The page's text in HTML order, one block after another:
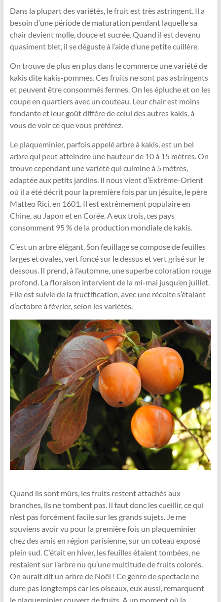
Dans la plupart des variétés, le fruit est très astringent. Il a
besoin d’une période de maturation pendant laquelle sa
chair devient molle, douce et sucrée. Quand il est devenu
quasiment blet, il se déguste à l’aide d’une petite cuillère.
On trouve de plus en plus dans le commerce une variété de
kakis dite kakis-pommes. Ces fruits ne sont pas astringents
et peuvent être consommés fermes. On les épluche et on les
coupe en quartiers avec un couteau. Leur chair est moins
fondante et leur goût diffère de celui des autres kakis, à
vous de voir ce que vous préférez.
Le plaqueminier, parfois appelé arbre à kakis, est un bel
arbre qui peut atteindre une hauteur de 10 à 15 mètres. On
trouve cependant une variété qui culmine à 5 mètres,
adaptée aux petits jardins. Il nous vient d’Extrême-Orient
où il a été décrit pour la première fois par un jésuite, le père
Matteo Rici, en 1601. Il est extrêmement populaire en
Chine, au Japon et en Corée. A eux trois, ces pays
consomment 95 % de la production mondiale de kakis.
C’est un arbre élégant. Son feuillage se compose de feuilles
larges et ovales, vert foncé sur le dessus et vert grisé sur le
dessous. Il prend, à l’automne, une superbe coloration rouge
profond. La floraison intervient de la mi-mai jusqu’en juillet.
Elle est suivie de la fructification, avec une récolte s’étalant
d’octobre à février, selon les variétés.
Quand ils sont mûrs, les fruits restent attachés aux
branches, ils ne tombent pas. Il faut donc les cueillir, ce qui
n’est pas forcément facile sur les grands sujets. Je me
souviens avoir vu pour la première fois un plaqueminier
chez des amis en région parisienne, sur un coteau exposé
plein sud. C’était en hiver, les feuilles étaient tombées, ne
restaient sur l’arbre nu qu’une multitude de fruits colorés.
On aurait dit un arbre de Noël ! Ce genre de spectacle ne
dure pas longtemps car les oiseaux, eux aussi, remarquent
le plaqueminier couvert de fruits. A un moment où la